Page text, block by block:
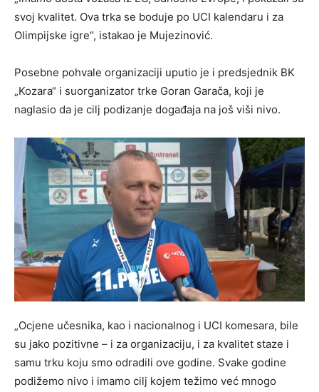
svoj kvalitet. Ova trka se boduje po UCI kalendaru i za
Olimpijske igre“, istakao je Mujezinović.
Posebne pohvale organizaciji uputio je i predsjednik BK
„Kozara“ i suorganizator trke Goran Garača, koji je
naglasio da je cilj podizanje događaja na još viši nivo.
„Ocjene učesnika, kao i nacionalnog i UCI komesara, bile
su jako pozitivne – i za organizaciju, i za kvalitet staze i
samu trku koju smo odradili ove godine. Svake godine
podižemo nivo i imamo cilj kojem težimo već mnogo